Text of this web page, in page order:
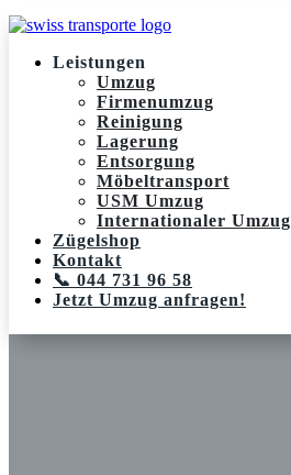
Leistungen
Umzug
Firmenumzug
Reinigung
Lagerung
Entsorgung
Möbeltransport
USM Umzug
Internationaler Umzug
Zügelshop
Kontakt
📞 044 731 96 58
Jetzt Umzug anfragen!